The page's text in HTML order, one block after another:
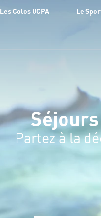
Les Colos UCPA Le
Partez à la